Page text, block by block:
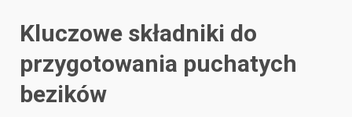
Kluczowe składniki do
przygotowania puchatych
bezików